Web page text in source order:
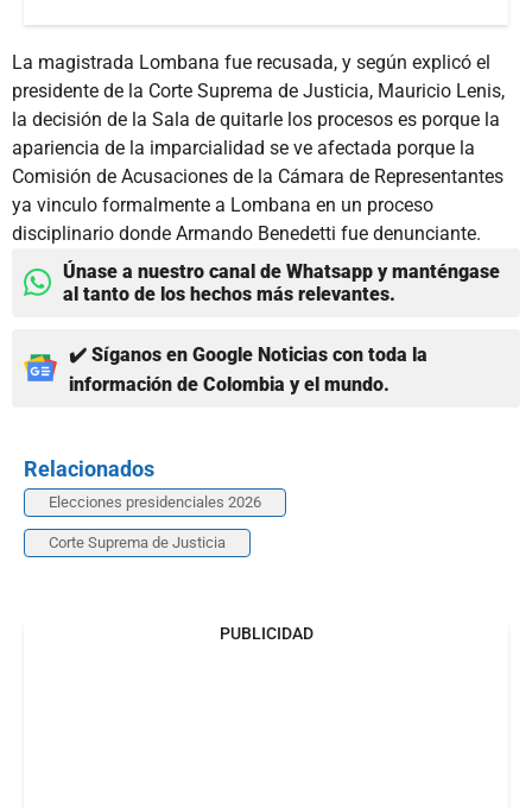
La magistrada Lombana fue recusada, y según explicó el
presidente de la Corte Suprema de Justicia, Mauricio Lenis,
la decisión de la Sala de quitarle los procesos es porque la
apariencia de la imparcialidad se ve afectada porque la
Comisión de Acusaciones de la Cámara de Representantes
ya vinculo formalmente a Lombana en un proceso
disciplinario donde Armando Benedetti fue denunciante.
Únase a nuestro canal de Whatsapp y manténgase
al tanto de los hechos más relevantes.
✔️ Síganos en Google Noticias con toda la
información de Colombia y el mundo.
Relacionados
Elecciones presidenciales 2026
Corte Suprema de Justicia
PUBLICIDAD